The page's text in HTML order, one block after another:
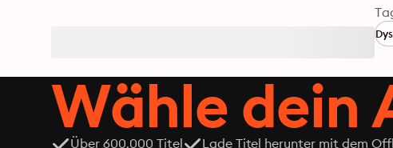
Wähle dein
Über 600.000 Titel Lade Titel herunter mit dem